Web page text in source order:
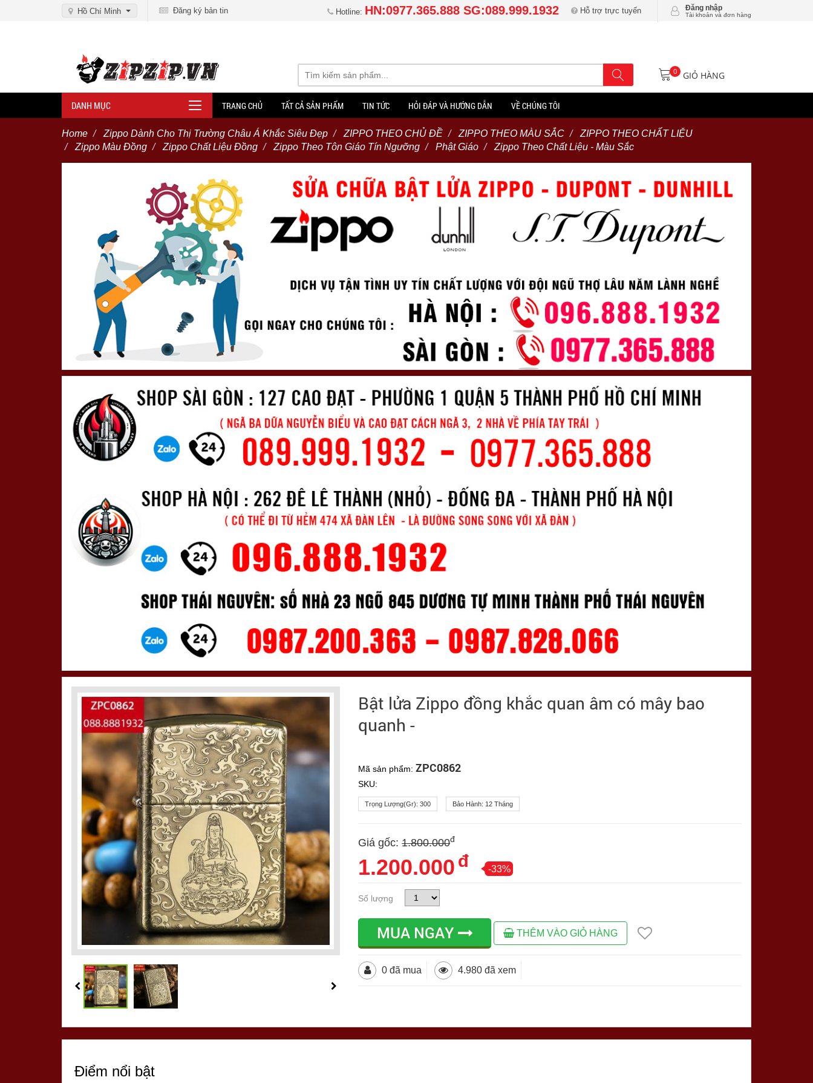
Hồ Chí Minh Đăng ký bản tin Hotline: HN:0977.365.888 SG:089.999.1932 Hỗ trợ trực tuyến Đăng nhập
Tài khoản và đơn hàng
0 GIỎ HÀNG
DANH MỤC TRANG CHỦ TẤT CẢ SẢN PHẨM TIN TỨC HỎI ĐÁP VÀ HƯỚNG DẪN VỀ CHÚNG TÔI
Home Zippo Dành Cho Thị Trường Châu Á Khắc Siêu Đẹp ZIPPO THEO CHỦ ĐỀ ZIPPO THEO MÀU SẮC
ZIPPO THEO CHẤT LIỆU
Zippo Màu Đồng
Zippo Chất Liệu Đồng Zippo Theo Tôn Giáo Tín Ngưỡng Phật Giáo Zippo Theo Chất Liệu - Màu Sắc
Bật lửa Zippo đồng khắc quan âm có mây bao
quanh -
Mã sản phẩm:ZPC0862
SKU:
Trọng Lượng(gr):300 Bảo Hành: 12 Tháng
Giá gốc: 1.800.000đ
1.200.000 đ -33%
Số lượng
MUA NGAY THÊM VÀO GIỎ HÀNG
0 đã mua 4.980 đã xem
Điểm nổi bật